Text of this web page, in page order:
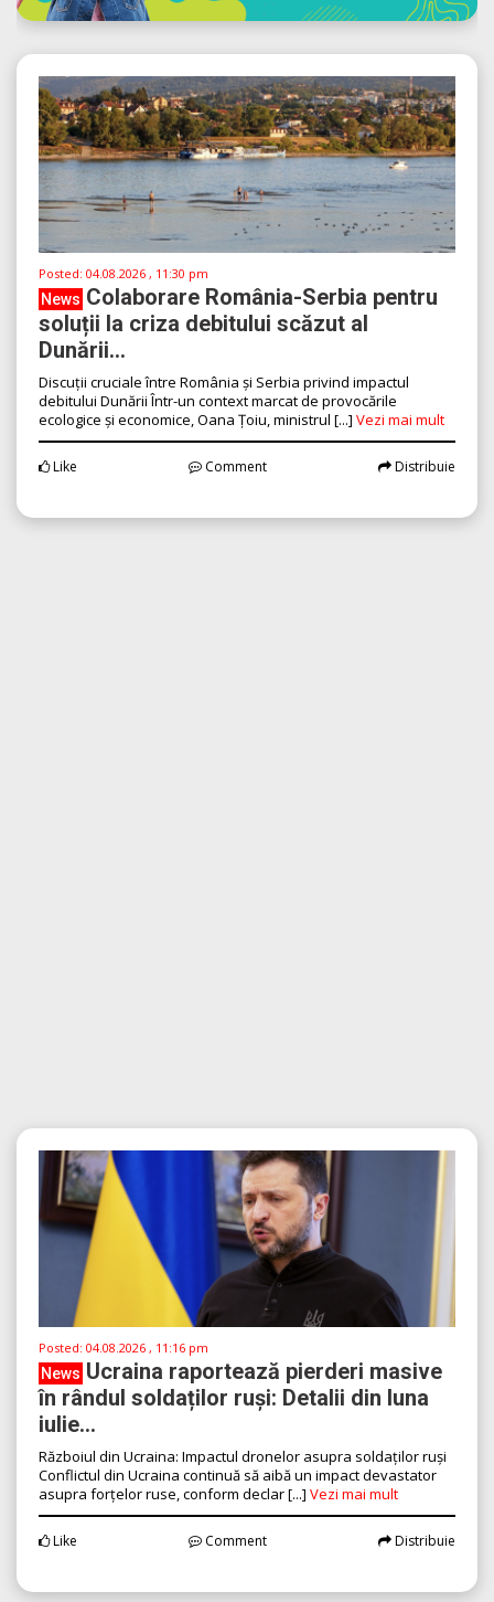
Posted: 04.08.2026 , 11:30 pm
News Colaborare România-Serbia pentru
soluții la criza debitului scăzut al
Dunării...
Discuții cruciale între România și Serbia privind impactul
debitului Dunării Într-un context marcat de provocările
ecologice și economice, Oana Țoiu, ministrul [...] Vezi mai mult
Like Comment Distribuie
Posted: 04.08.2026 , 11:16 pm
News Ucraina raportează pierderi masive
în rândul soldaților ruși: Detalii din luna
iulie...
Războiul din Ucraina: Impactul dronelor asupra soldaților ruși
Conflictul din Ucraina continuă să aibă un impact devastator
asupra forțelor ruse, conform declar [...] Vezi mai mult
Like Comment Distribuie